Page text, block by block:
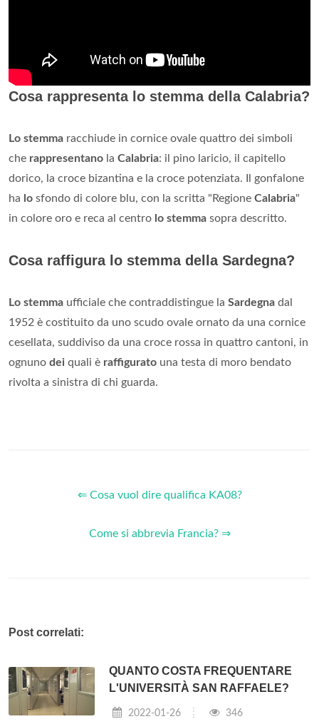
Cosa rappresenta lo stemma della Calabria?
Lo stemma racchiude in cornice ovale quattro dei simboli
che rappresentano la Calabria: il pino laricio, il capitello
dorico, la croce bizantina e la croce potenziata. Il gonfalone
ha lo sfondo di colore blu, con la scritta "Regione Calabria"
in colore oro e reca al centro lo stemma sopra descritto.
Cosa raffigura lo stemma della Sardegna?
Lo stemma ufficiale che contraddistingue la Sardegna dal
1952 è costituito da uno scudo ovale ornato da una cornice
cesellata, suddiviso da una croce rossa in quattro cantoni, in
ognuno dei quali è raffigurato una testa di moro bendato
rivolta a sinistra di chi guarda.
⇐ Cosa vuol dire qualifica KA08?
Come si abbrevia Francia? ⇒
Post correlati:
QUANTO COSTA FREQUENTARE
L'UNIVERSITÀ SAN RAFFAELE?
2022-01-26 346